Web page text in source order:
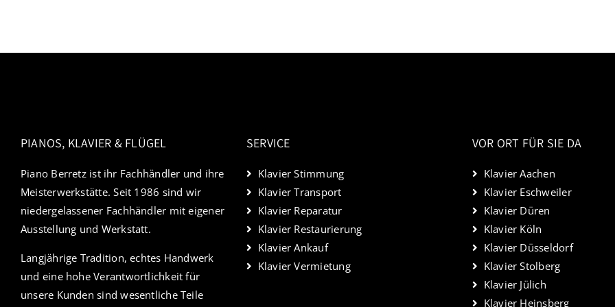
PIANOS, KLAVIER & FLÜGEL
Piano Berretz ist ihr Fachhändler und ihre
Meisterwerkstätte. Seit 1986 sind wir
niedergelassener Fachhändler mit eigener
Ausstellung und Werkstatt.
Langjährige Tradition, echtes Handwerk
und eine hohe Verantwortlichkeit für
unsere Kunden sind wesentliche Teile
SERVICE
Klavier Stimmung
Klavier Transport
Klavier Reparatur
Klavier Restaurierung
Klavier Ankauf
Klavier Vermietung
VOR ORT FÜR SIE DA
Klavier Aachen
Klavier Eschweiler
Klavier Düren
Klavier Köln
Klavier Düsseldorf
Klavier Stolberg
Klavier Jülich
Klavier Heinsberg